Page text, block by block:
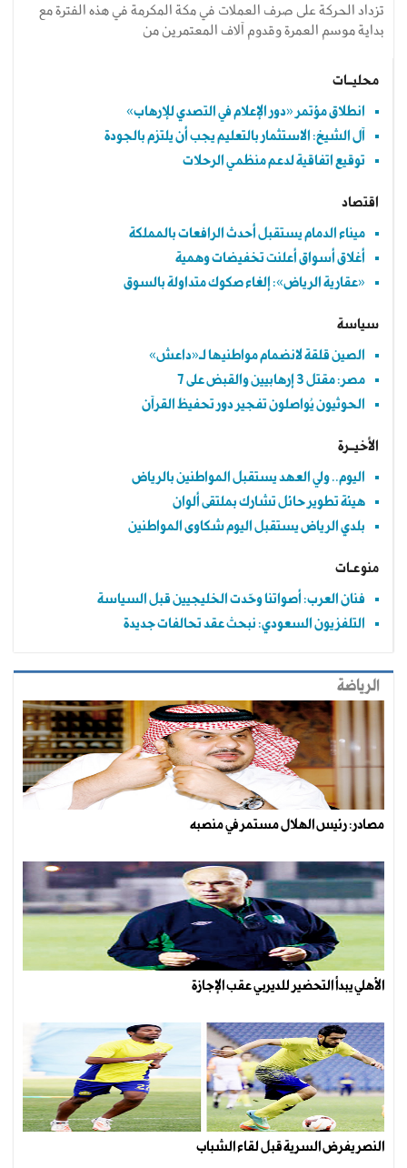
تزداد الحركة على صرف العملات في مكة المكرمة في هذه الفترة مع
بداية موسم العمرة وقدوم آلاف المعتمرين من
محليــات
انطلاق مؤتمر «دور الإعلام في التصدي للإرهاب»
آل الشيخ: الاستثمار بالتعليم يجب أن يلتزم بالجودة
توقيع اتفاقية لدعم منظمي الرحلات
اقتصاد
ميناء الدمام يستقبل أحدث الرافعات بالمملكة
أغلاق أسواق أعلنت تخفيضات وهمية
«عقارية الرياض»: إلغاء صكوك متداولة بالسوق
سياسة
الصين قلقة لانضمام مواطنيها لـ«داعش»
مصر: مقتل 3 إرهابيين والقبض على 7
الحوثيون يُواصلون تفجير دور تحفيظ القرآن
الأخيــرة
اليوم.. ولي العهد يستقبل المواطنين بالرياض
هيئة تطوير حائل تشارك بملتقى ألوان
بلدي الرياض يستقبل اليوم شكاوى المواطنين
منوعـات
فنان العرب: أصواتنا وحّدت الخليجيين قبل السياسة
التلفزيون السعودي: نبحث عقد تحالفات جديدة
الرياضة
مصادر: رئيس الهلال مستمر في منصبه
الأهلي يبدأ التحضير للديربي عقب الإجازة
النصر يفرض السرية قبل لقاء الشباب